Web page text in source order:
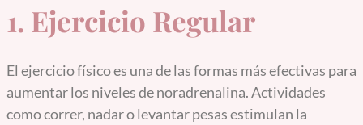
1. Ejercicio Regular
El ejercicio físico es una de las formas más efectivas para
aumentar los niveles de noradrenalina. Actividades
como correr, nadar o levantar pesas estimulan la